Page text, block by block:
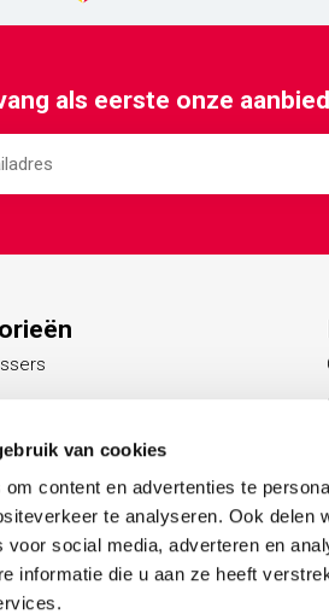
van cookies
content en advertenties te
te analyseren. Ook delen
voor social media, adverteren en
informatie die u aan ze heeft
als eerste onze